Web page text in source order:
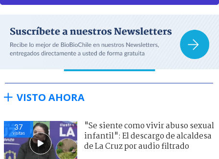
VISTO AHORA
37
visitas
"Se siente como vivir abuso sexual
infantil": El descargo de alcaldesa
de La Cruz por audio filtrado